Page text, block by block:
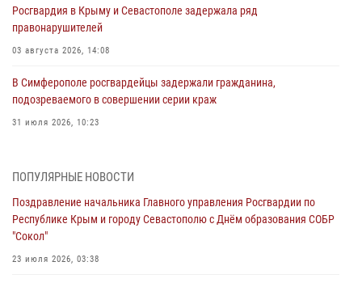
Росгвардия в Крыму и Севастополе задержала ряд
правонарушителей
03 августа 2026, 14:08
В Симферополе росгвардейцы задержали гражданина,
подозреваемого в совершении серии краж
31 июля 2026, 10:23
объекте в Севастополе
Росгвардейцы Севастополя пресекли противоправные действия на
охраняемом объекте
29 июля 2026, 12:34
ПОПУЛЯРНЫЕ НОВОСТИ
Поздравление начальника Главного управления Росгвардии по
Республике Крым и городу Севастополю с Днём образования СОБР
"Сокол"
23 июля 2026, 03:38